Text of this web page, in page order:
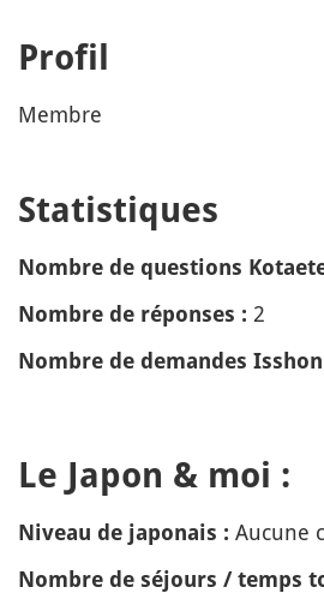
Profil
Membre
Statistiques
Nombre de questions
Nombre de réponses : 2
Nombre de demandes
Le Japon & moi :
Niveau de japonais : Aucune
Nombre de séjours / temps